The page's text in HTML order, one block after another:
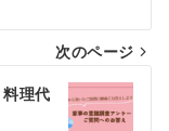
次のページ
料理代